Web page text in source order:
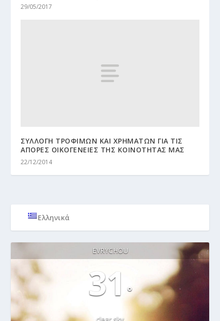
29/05/2017
ΣΥΛΛΟΓΗ ΤΡΟΦΙΜΩΝ ΚΑΙ ΧΡΗΜΑΤΩΝ ΓΙΑ ΤΙΣ
ΑΠΟΡΕΣ ΟΙΚΟΓΕΝΕΙΕΣ ΤΗΣ ΚΟΙΝΟΤΗΤΑΣ ΜΑΣ
22/12/2014
Ελληνικά
EVRYCHOU
31 °